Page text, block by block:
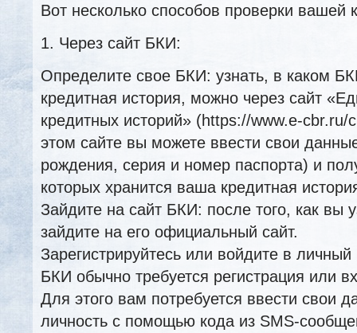
Вот несколько способов проверки вашей
1. Через сайт БКИ:
Определите свое БКИ: узнать, в каком
кредитная история, можно через сайт
кредитных историй» (https://www.e-
этом сайте вы можете ввести свои
рождения, серия и номер паспорта) и
которых хранится ваша кредитная
Зайдите на сайт БКИ: после того, как вы
зайдите на его официальный сайт.
Зарегистрируйтесь или войдите в личный
БКИ обычно требуется регистрация или
Для этого вам потребуется ввести свои
личность с помощью кода из SMS-